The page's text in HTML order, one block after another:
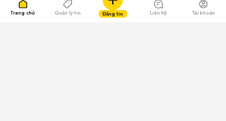
Trang chủ Quản lý tin Đăng tin Liên hệ Tài khoản